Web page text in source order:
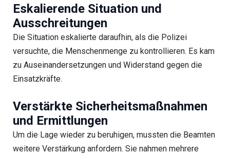
Eskalierende Situation und
Ausschreitungen
Die Situation eskalierte daraufhin, als die Polizei
versuchte, die Menschenmenge zu kontrollieren. Es kam
zu Auseinandersetzungen und Widerstand gegen die
Einsatzkräfte.
Verstärkte Sicherheitsmaßnahmen
und Ermittlungen
Um die Lage wieder zu beruhigen, mussten die Beamten
weitere Verstärkung anfordern. Sie nahmen mehrere